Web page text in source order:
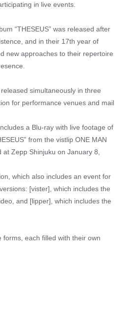
in live events.
“THESEUS” was released after
and in their 17th year of
new approaches to their repertoire
simultaneously in three
for performance venues and mail
a Blu-ray with live footage of
from the vistlip ONE MAN
Zepp Shinjuku on January 8,
which also includes an event for
[vister], which includes the
and [lipper], which includes the
each filled with their own